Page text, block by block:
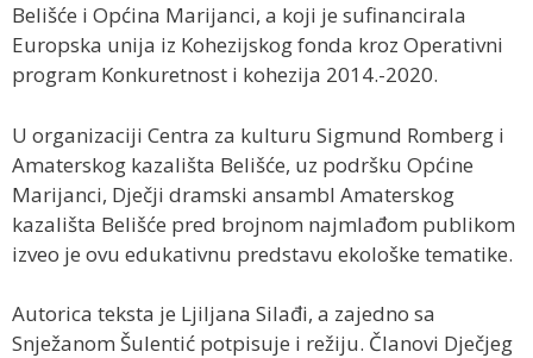
Belišće i Općina Marijanci, a koji je sufinancirala
Europska unija iz Kohezijskog fonda kroz Operativni
program Konkuretnost i kohezija 2014.-2020.
U organizaciji Centra za kulturu Sigmund Romberg i
Amaterskog kazališta Belišće, uz podršku Općine
Marijanci, Dječji dramski ansambl Amaterskog
kazališta Belišće pred brojnom najmlađom publikom
izveo je ovu edukativnu predstavu ekološke tematike.
Autorica teksta je Ljiljana Silađi, a zajedno sa
Snježanom Šulentić potpisuje i režiju. Članovi Dječjeg